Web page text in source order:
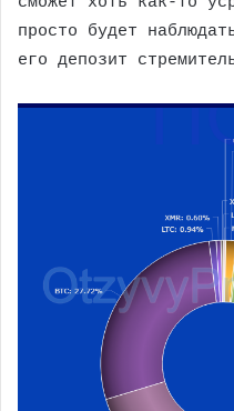
просто будет
его депозит